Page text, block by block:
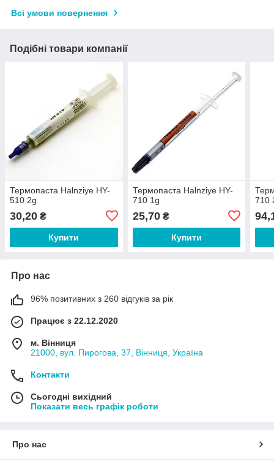
Всі умови повернення
Подібні товари компанії
Термопаста Halnziye HY-
510 2g
30,20 ₴
Купити
Термопаста Halnziye HY-
710 1g
25,70₴
Купити
710
Про нас
96% позитивних з 260 відгуків за рік
Працює з 22.12.2020
м. Вінниця
21000, вул. Пирогова, 37, Вінниця, Україна
Контакти
Сьогодні вихідний
Показати весь графік роботи
Про нас